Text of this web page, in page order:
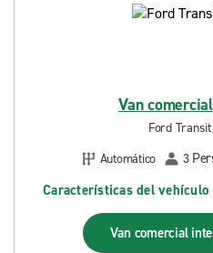
Van
Ford
Automático
3
Características del vehículo
Van comercial